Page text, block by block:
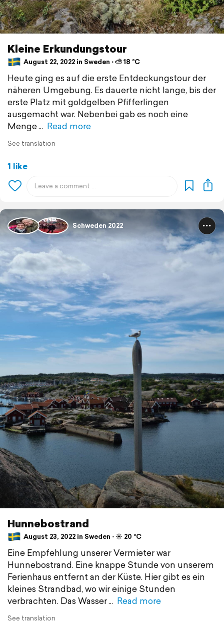
Kleine Erkundungstour
August 22, 2022 in Sweden ⋅ ⛅ 18 °C
Heute ging es auf die erste Entdeckungstour der
näheren Umgebung. Es dauerte nicht lange, bis der
erste Platz mit goldgelben Pfifferlingen
ausgemacht war. Nebenbei gab es noch eine
Menge
Read more
See translation
1 like
Schweden 2022
Hunnebostrand
August 23, 2022 in Sweden ⋅ ☀️ 20 °C
Eine Empfehlung unserer Vermieter war
Hunnebostrand. Eine knappe Stunde von unserem
Ferienhaus entfernt an der Küste. Hier gibt es ein
kleines Strandbad, wo wir einige Stunden
verbrachten. Das Wasser
Read more
See translation